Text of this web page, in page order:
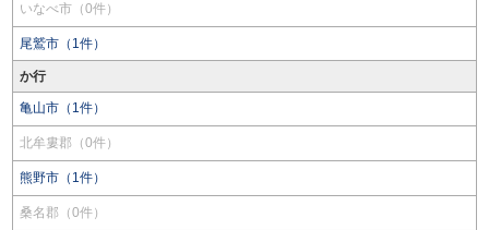
いなべ市（0件）
尾鷲市（1件）
か行
亀山市（1件）
北牟婁郡（0件）
熊野市（1件）
桑名郡（0件）